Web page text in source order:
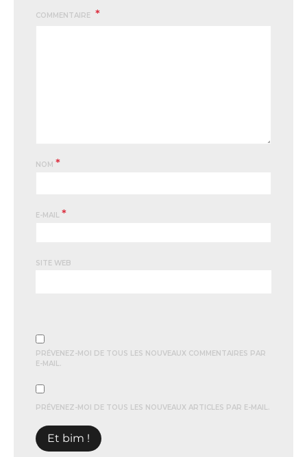
COMMENTAIRE
NOM *
E-MAIL *
SITE WEB
PRÉVENEZ-MOI DE TOUS LES NOUVEAUX COMMENTAIRES PAR
E-MAIL.
PRÉVENEZ-MOI DE TOUS LES NOUVEAUX ARTICLES PAR E-MAIL.